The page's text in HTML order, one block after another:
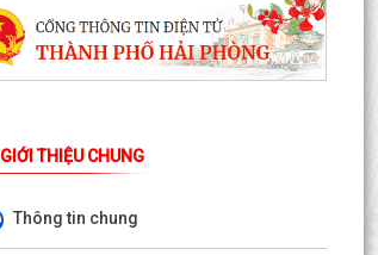
GIỚI THIỆU CHUNG
Thông tin chung